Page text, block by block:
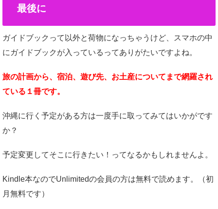
最後に
ガイドブックって以外と荷物になっちゃうけど、スマホの中
にガイドブックが入っているってありがたいですよね。
旅の計画から、宿泊、遊び先、お土産についてまで網羅され
ている１冊です。
沖縄に行く予定がある方は一度手に取ってみてはいかがです
か？
予定変更してそこに行きたい！ってなるかもしれませんよ。
Kindle本なのでUnlimitedの会員の方は無料で読めます。（初
月無料です）